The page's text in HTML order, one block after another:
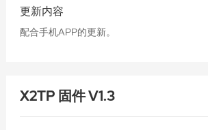
更新内容
配合手机APP的更新。
X2TP 固件 V1.3